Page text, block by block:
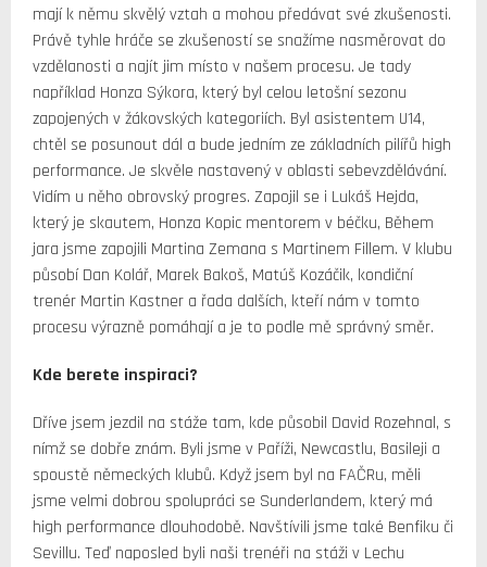
mají k němu skvělý vztah a mohou předávat své zkušenosti.
Právě tyhle hráče se zkušeností se snažíme nasměrovat do
vzdělanosti a najít jim místo v našem procesu. Je tady
například Honza Sýkora, který byl celou letošní sezonu
zapojených v žákovských kategoriích. Byl asistentem U14,
chtěl se posunout dál a bude jedním ze základních pilířů high
performance. Je skvěle nastavený v oblasti sebevzdělávání.
Vidím u něho obrovský progres. Zapojil se i Lukáš Hejda,
který je skautem, Honza Kopic mentorem v béčku, Během
jara jsme zapojili Martina Zemana s Martinem Fillem. V klubu
působí Dan Kolář, Marek Bakoš, Matúš Kozáčik, kondiční
trenér Martin Kastner a řada dalších, kteří nám v tomto
procesu výrazně pomáhají a je to podle mě správný směr.
Kde berete inspiraci?
Dříve jsem jezdil na stáže tam, kde působil David Rozehnal, s
nímž se dobře znám. Byli jsme v Paříži, Newcastlu, Basileji a
spoustě německých klubů. Když jsem byl na FAČRu, měli
jsme velmi dobrou spolupráci se Sunderlandem, který má
high performance dlouhodobě. Navštívili jsme také Benfiku či
Sevillu. Teď naposled byli naši trenéři na stáži v Lechu